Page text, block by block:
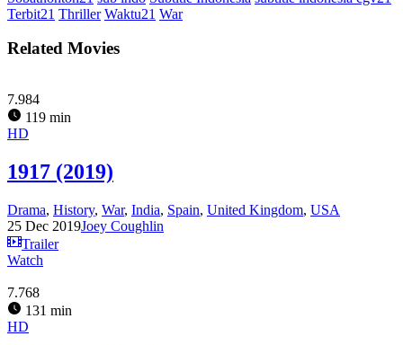
Terbit21 Thriller Waktu21 War
Related Movies
7.984
119 min
HD
1917 (2019)
Drama, History, War, India, Spain, United Kingdom, USA
25 Dec 2019Joey Coughlin
Trailer
Watch
7.768
131 min
HD